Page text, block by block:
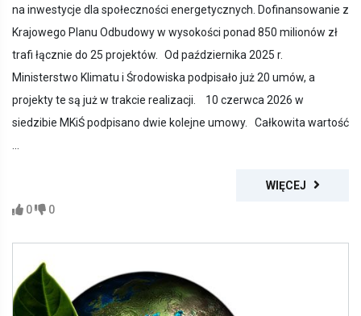
na inwestycje dla społeczności energetycznych. Dofinansowanie z
Krajowego Planu Odbudowy w wysokości ponad 850 milionów zł
trafi łącznie do 25 projektów. Od października 2025 r.
Ministerstwo Klimatu i Środowiska podpisało już 20 umów, a
projekty te są już w trakcie realizacji. 10 czerwca 2026 w
siedzibie MKiŚ podpisano dwie kolejne umowy. Całkowita wartość
WIĘCEJ
0
0